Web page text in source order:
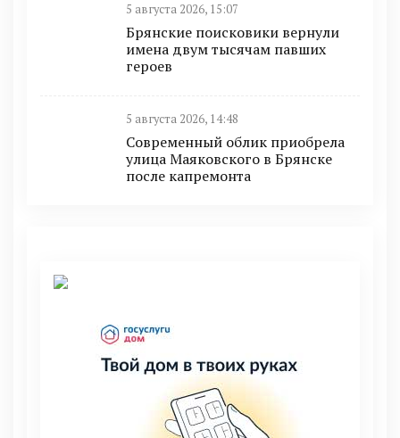
5 августа 2026, 15:07
Брянские поисковики вернули
имена двум тысячам павших
героев
5 августа 2026, 14:48
Современный облик приобрела
улица Маяковского в Брянске
после капремонта